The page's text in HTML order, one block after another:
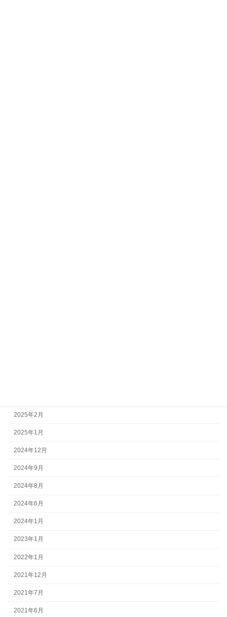
2025年2月
2025年1月
2024年12月
2024年9月
2024年8月
2024年6月
2024年1月
2023年1月
2022年1月
2021年12月
2021年7月
2021年6月